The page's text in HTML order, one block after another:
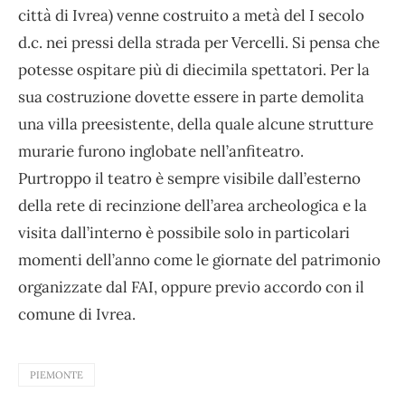
città di Ivrea) venne costruito a metà del I secolo
d.c. nei pressi della strada per Vercelli. Si pensa che
potesse ospitare più di diecimila spettatori. Per la
sua costruzione dovette essere in parte demolita
una villa preesistente, della quale alcune strutture
murarie furono inglobate nell’anfiteatro.
Purtroppo il teatro è sempre visibile dall’esterno
della rete di recinzione dell’area archeologica e la
visita dall’interno è possibile solo in particolari
momenti dell’anno come le giornate del patrimonio
organizzate dal FAI, oppure previo accordo con il
comune di Ivrea.
PIEMONTE